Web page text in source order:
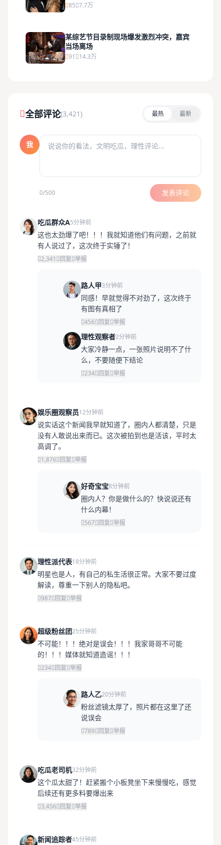
85 7.7万
某综艺节目录制现场爆发激烈冲突，嘉宾
当场离场
91 14.3万
全部评论(3,421) 最热 最新
我
0/500 发表评论
吃瓜群众A5分钟前
这也太劲爆了吧！！！我就知道他们有问题，之前就
有人说过了，这次终于实锤了！
2,341 回复 举报
路人甲3分钟前
同感！早就觉得不对劲了，这次终于
有图有真相了
456 回复 举报
理性观察者2分钟前
大家冷静一点，一张照片说明不了什
么，不要随便下结论
234 回复 举报
娱乐圈观察员12分钟前
说实话这个新闻我早就知道了，圈内人都清楚，只是
没有人敢说出来而已。这次被拍到也是活该，平时太
高调了。
1,876 回复 举报
好奇宝宝8分钟前
圈内人？你是做什么的？快说说还有
什么内幕！
567 回复 举报
理性派代表18分钟前
明星也是人，有自己的私生活很正常。大家不要过度
解读，尊重一下别人的隐私吧。
987 回复 举报
超级粉丝团25分钟前
不可能！！！绝对是误会！！！我家哥哥不可能
的！！！媒体就知道造谣！！！
234 回复 举报
路人乙20分钟前
粉丝滤镜太厚了，照片都在这里了还
说误会
789 回复 举报
吃瓜老司机32分钟前
这个瓜太甜了！赶紧搬个小板凳坐下来慢慢吃，感觉
后续还有更多料要爆出来
3,456 回复 举报
新闻追踪者45分钟前